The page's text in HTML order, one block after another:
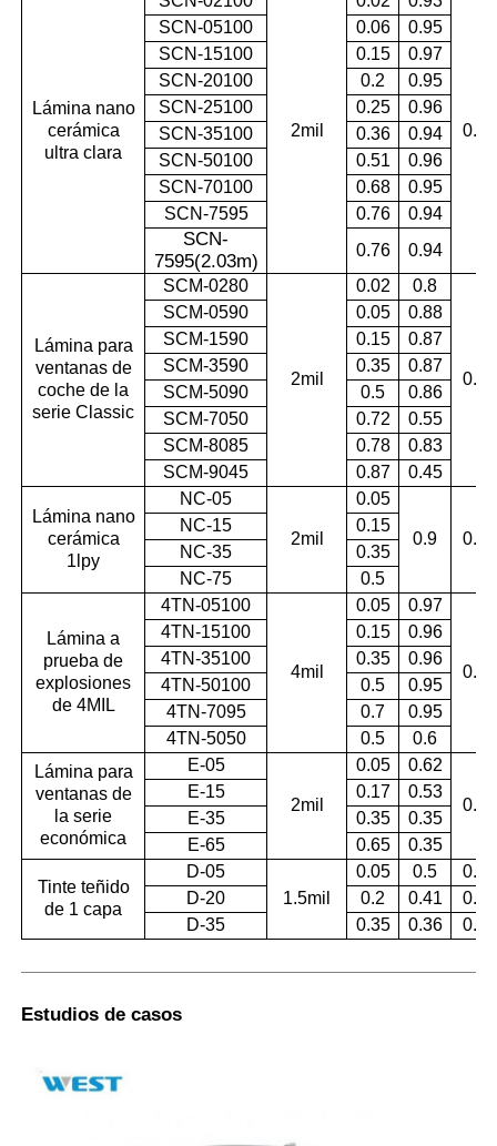
Lámina nano
cerámica
ultra clara
2mil 0.99
SCN-05100 0.06
0.95
SCN-15100
0.15
0.97
SCN-20100
0.2
0.95
SCN-25100
0.25
0.96
SCN-35100
0.36
0.94
SCN-50100
0.51
0.96
SCN-70100
0.68
0.95
SCN-7595
0.76 0.94
SCN-
7595(2.03m)
0.76 0.94
Lámina para
ventanas de
coche de la
serie Classic
SCM-0280
2mil
0.02 0.8
0.99
SCM-0590 0.05
0.88
SCM-1590
0.15
0.87
SCM-3590
0.35
0.87
SCM-5090
0.5
0.86
SCM-7050
0.72
0.55
SCM-8085
0.78
0.83
SCM-9045
0.87 0.45
Lámina nano
cerámica
1lpy
NC-05
2mil
0.05
0.9 0.99
NC-15
0.15
NC-35
0.35
NC-75
0.5
Lámina a
prueba de
explosiones
de 4MIL
4TN-05100
4mil
0.05 0.97
0.99
4TN-15100 0.15
0.96
4TN-35100
0.35
0.96
4TN-50100
0.5
0.95
4TN-7095
0.7
0.95
4TN-5050
0.5
0.6
Lámina para
ventanas de
la serie
económica
E-05
2mil
0.05 0.62
0.99
E-15 0.17
0.53
E-35
0.35
0.35
E-65
0.65 0.35
Tinte teñido
de 1 capa
D-05
1.5mil
0.05 0.5
0.99
D-20
0.2 0.41
0.96
D-35
0.35 0.36 0.92
Estudios de casos